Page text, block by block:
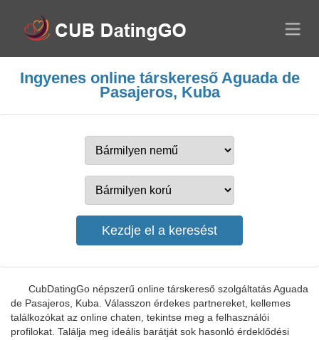
Ingyenes online társkereső Aguada de
Pasajeros, Kuba
CubDatingGo népszerű online társkereső szolgáltatás Aguada
de Pasajeros, Kuba. Válasszon érdekes partnereket, kellemes
találkozókat az online chaten, tekintse meg a felhasználói
profilokat. Találja meg ideális barátját sok hasonló érdeklődési